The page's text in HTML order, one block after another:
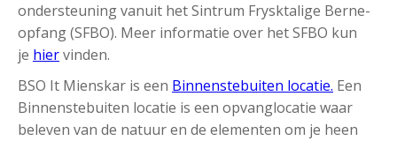
ondersteuning vanuit het Sintrum Frysktalige Berne-
opfang (SFBO). Meer informatie over het SFBO kun
je hiervinden.
BSO It Mienskar is een Binnenstebuiten locatie. Een
Binnenstebuiten locatie is een opvanglocatie waar
beleven van de natuur en de elementen om je heen